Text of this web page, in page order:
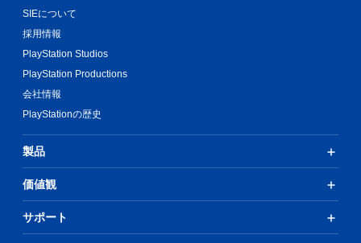
SIEについて
採用情報
PlayStation Studios
PlayStation Productions
会社情報
PlayStationの歴史
製品
価値観
サポート